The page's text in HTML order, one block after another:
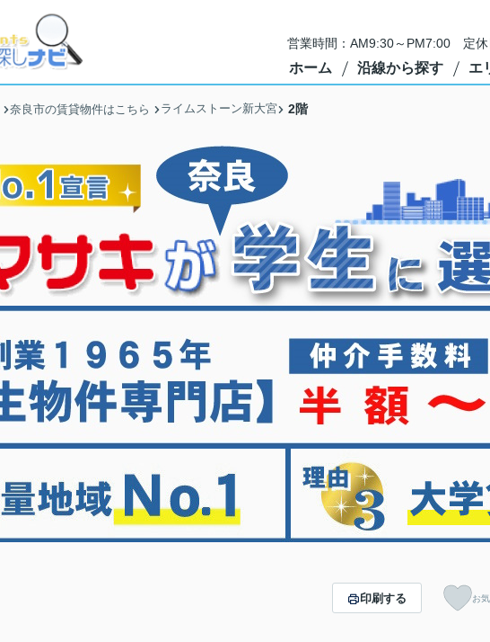
営業時間：AM9:30～PM7:00 定休
ホーム 沿線から探す エ
奈良市の賃貸物件はこちら ライムストーン新大宮 2階
印刷する お